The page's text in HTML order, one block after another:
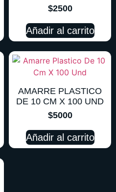
$2500
Añadir al carrito
AMARRE PLASTICO
DE 10 CM X 100 UND
$5000
Añadir al carrito